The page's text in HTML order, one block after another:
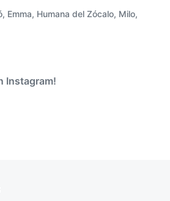
, Emma, Humana del Zócalo, Milo,
Instagram!